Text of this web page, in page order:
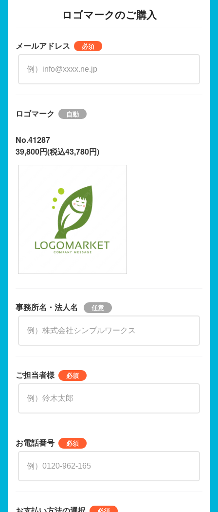
ロゴマークのご購入
メールアドレス
ロゴマーク
No.41287
39,800円(税込43,780円)
事務所名・法人名
ご担当者様
お電話番号